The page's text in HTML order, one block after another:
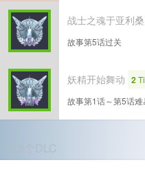
战士之魂于亚利
故事第5话过关
妖精开始舞动 2
故事第1话～第5话